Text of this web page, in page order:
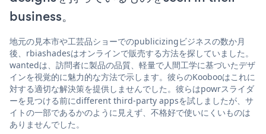
business。
地元の見本市や工芸品ショーでのpublicizingビジネスの数か月
後、rbiashadesはオンラインで販売する方法を探していました。
wantedは、訪問者に製品の品質、軽量で人間工学に基づいたデザ
インを視覚的に魅力的な方法で示します。彼らのKoobooはこれに
対する適切な解決策を提供しませんでした。彼らはpowrスライダ
ーを見つける前にdifferent third-party appsを試しましたが、サ
イトの一部であるかのように見えず、不格好で使いにくいものは
ありませんでした。